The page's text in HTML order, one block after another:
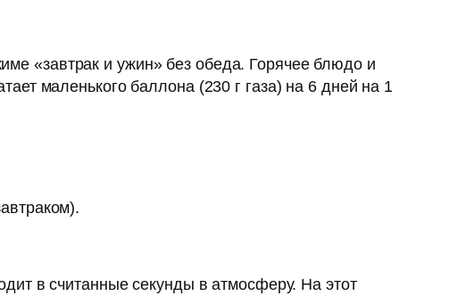
«завтрак и ужин» без обеда. Горячее блюдо и
маленького баллона (230 г газа) на 6 дней на 1
в считанные секунды в атмосферу. На этот